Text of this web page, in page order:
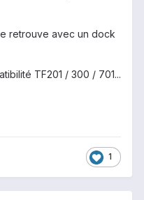
retrouve avec un dock
TF201 / 300 / 701...
1